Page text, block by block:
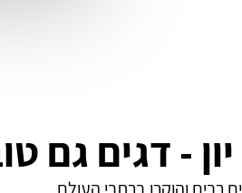
- דגים גם
רבים והוקרן ברחבי העולם